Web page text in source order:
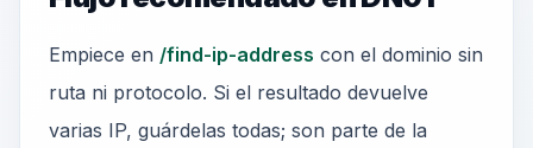
Empiece en /find-ip-address con el dominio sin
ruta ni protocolo. Si el resultado devuelve
varias IP, guárdelas todas; son parte de la